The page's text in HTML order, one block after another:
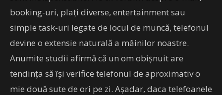
booking-uri, plați diverse, entertainment sau
simple task-uri legate de locul de muncă, telefonul
devine o extensie naturală a mâinilor noastre.
Anumite studii afirmă că un om obișnuit are
tendința să își verifice telefonul de aproximativ o
mie două sute de ori pe zi. Așadar, daca telefoanele